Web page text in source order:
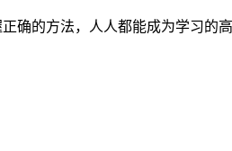
的方法，人人都能成为学习的